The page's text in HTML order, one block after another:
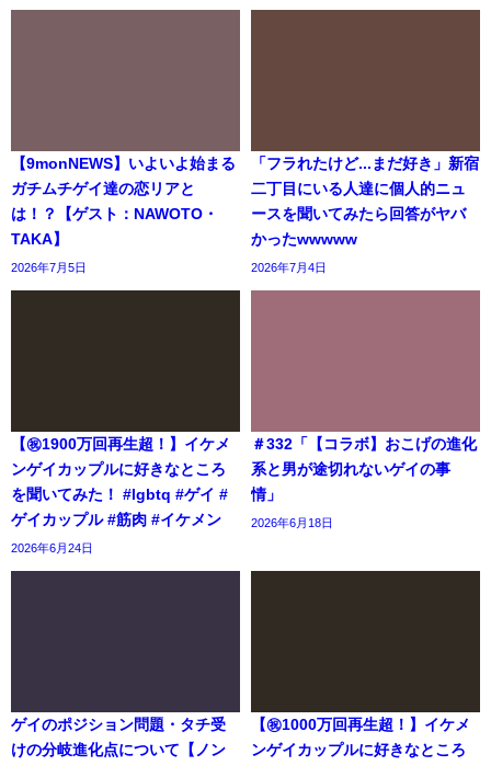
【9monNEWS】いよいよ始まる
ガチムチゲイ達の恋リアと
は！？【ゲスト：NAWOTO・
TAKA】
2026年7月5日
「フラれたけど...まだ好き」新宿
二丁目にいる人達に個人的ニュ
ースを聞いてみたら回答がヤバ
かったwwwww
2026年7月4日
【㊗️1900万回再生超！】イケメ
ンゲイカップルに好きなところ
を聞いてみた！ #lgbtq #ゲイ #
ゲイカップル #筋肉 #イケメン
2026年6月24日
＃332「【コラボ】おこげの進化
系と男が途切れないゲイの事
情」
2026年6月18日
ゲイのポジション問題・タチ受
けの分岐進化点について【ノン
【㊗️1000万回再生超！】イケメ
ンゲイカップルに好きなところ